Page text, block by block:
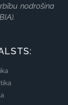
nodrošina